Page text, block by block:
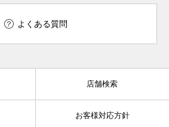
よくある質問
店舗検索
お客様対応方針